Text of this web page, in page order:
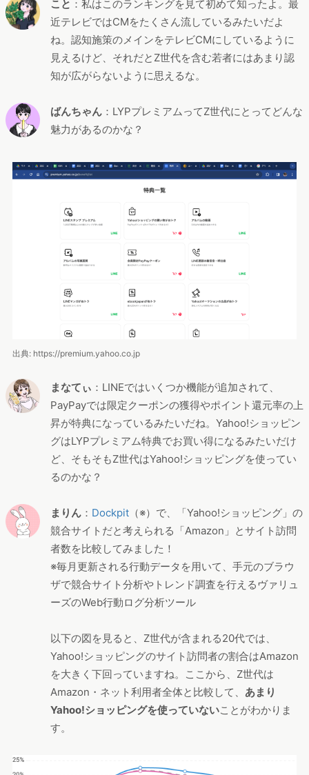
こと ：私はこのランキングを見て初めて知ったよ。最
近テレビではCMをたくさん流しているみたいだよ
ね。認知施策のメインをテレビCMにしているように
見えるけど、それだとZ世代を含む若者にはあまり認
知が広がらないように思えるな。
ばんちゃん ：LYPプレミアムってZ世代にとってどんな
魅力があるのかな？
出典: https://premium.yahoo.co.jp
まなてぃ ：LINEではいくつか機能が追加されて、
PayPayでは限定クーポンの獲得やポイント還元率の上
昇が特典になっているみたいだね。Yahoo!ショッピン
グはLYPプレミアム特典でお買い得になるみたいだけ
ど、そもそもZ世代はYahoo!ショッピングを使ってい
るのかな？
まりん ： Dockpit （※）で、「Yahoo!ショッピング」の
競合サイトだと考えられる「Amazon」とサイト訪問
者数を比較してみました！
※毎月更新される行動データを用いて、手元のブラウ
ザで競合サイト分析やトレンド調査を行えるヴァリュ
ーズのWeb行動ログ分析ツール
以下の図を見ると、Z世代が含まれる20代では、
Yahoo!ショッピングのサイト訪問者の割合はAmazon
を大きく下回っていますね。ここから、Z世代は
Amazon・ネット利用者全体と比較して、 あまり
Yahoo!ショッピングを使っていないことがわかりま
す。